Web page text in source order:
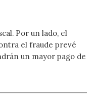
Por un lado, el
el fraude prevé
un mayor pago de